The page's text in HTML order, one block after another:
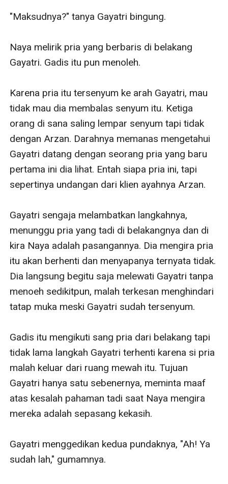
"Maksudnya?" tanya Gayatri bingung.
Naya melirik pria yang berbaris di belakang
Gayatri. Gadis itu pun menoleh.
Karena pria itu tersenyum ke arah Gayatri, mau
tidak mau dia membalas senyum itu. Ketiga
orang di sana saling lempar senyum tapi tidak
dengan Arzan. Darahnya memanas mengetahui
Gayatri datang dengan seorang pria yang baru
pertama ini dia lihat. Entah siapa pria ini, tapi
sepertinya undangan dari klien ayahnya Arzan.
Gayatri sengaja melambatkan langkahnya,
menunggu pria yang tadi di belakangnya dan di
kira Naya adalah pasangannya. Dia mengira pria
itu akan berhenti dan menyapanya ternyata tidak.
Dia langsung begitu saja melewati Gayatri tanpa
menoeh sedikitpun, malah terkesan menghindari
tatap muka meski Gayatri sudah tersenyum.
Gadis itu mengikuti sang pria dari belakang tapi
tidak lama langkah Gayatri terhenti karena si pria
malah keluar dari ruang mewah itu. Tujuan
Gayatri hanya satu sebenernya, meminta maaf
atas kesalah pahaman tadi saat Naya mengira
mereka adalah sepasang kekasih.
Gayatri menggedikan kedua pundaknya, "Ah! Ya
sudah lah," gumamnya.